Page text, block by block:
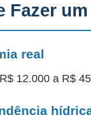
Fazer
real
12.000 a R$